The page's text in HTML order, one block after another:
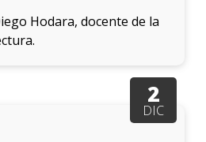
Hodara, docente de la
2
DIC